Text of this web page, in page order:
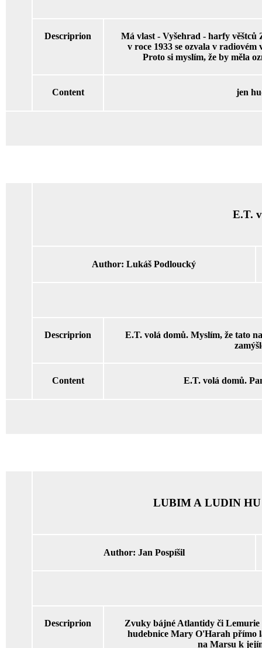
Descriprion
Má vlast - Vyšehrad - harfy
v roce 1933 se ozvala v
Proto si myslím, že by měla
Content jen
E.T.
Author: Lukáš Podloucký
Descriprion
E.T. volá domů. Myslím, že tato
Content E.T. volá domů.
LUBIM A LUDIN
Author: Jan Pospíšil
Descriprion
Zvuky bájné Atlantidy či Lemurie
hudebnice Mary O'Harah přímo
na Marsu k